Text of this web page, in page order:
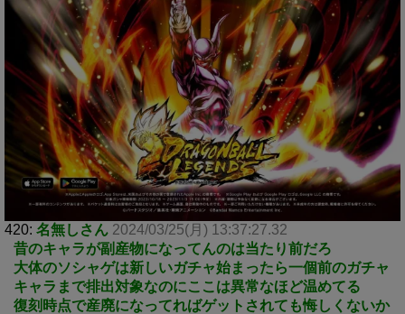
420: 名無しさん 2024/03/25(月) 13:37:27.32
昔のキャラが副産物になってんのは当たり前だろ
大体のソシャゲは新しいガチャ始まったら一個前のガチャ
キャラまで排出対象なのにここは異常なほど温めてる
復刻時点で産廃になってればゲットされても悔しくないか